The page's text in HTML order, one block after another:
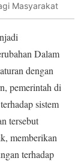
Masyarakat
Dalam
dengan
pemerintah di
sistem
tersebut
memberikan
terhadap